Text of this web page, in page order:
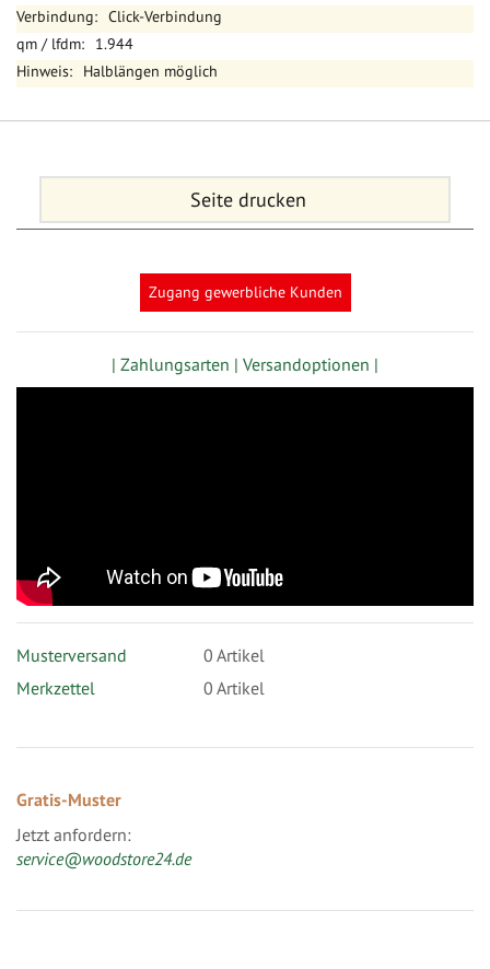
Click-Verbindung
1.944
Halblängen möglich
Seite drucken
Zugang gewerbliche Kunden
| Zahlungsarten | Versandoptionen |
Musterversand 0 Artikel
Merkzettel
0 Artikel
Gratis-Muster
Jetzt anfordern:
service@woodstore24.de